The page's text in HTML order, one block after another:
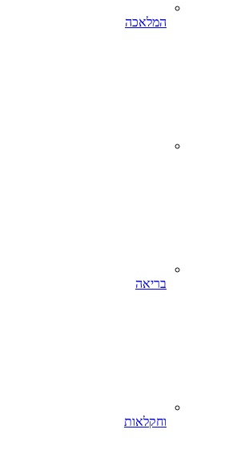
המלאכה
בריאה
וחקלאות